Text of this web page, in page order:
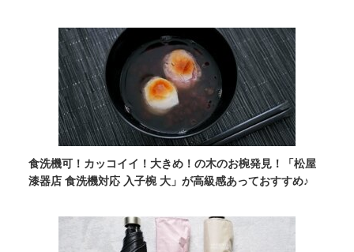
食洗機可！カッコイイ！大きめ！の木のお椀発見！「松屋
漆器店 食洗機対応 入子椀 大」が高級感あっておすすめ♪